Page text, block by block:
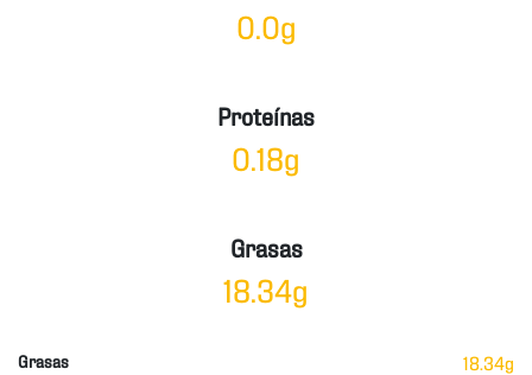
0.0g
Proteínas
0.18g
Grasas
18.34g
Grasas 18.34g